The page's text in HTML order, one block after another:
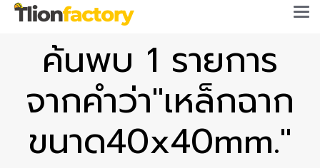
ค้นพบ 1 รายการ
จากคำว่า"เหล็กฉาก
ขนาด40x40mm."